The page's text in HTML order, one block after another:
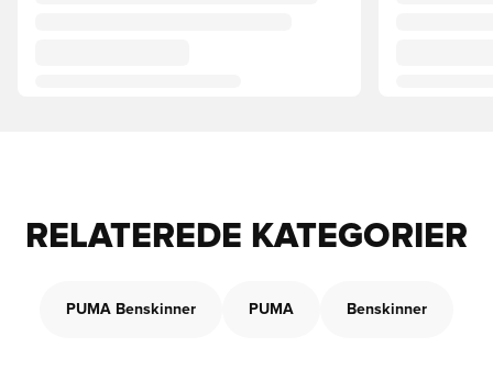
RELATEREDE KATEGORIER
PUMA Benskinner PUMA Benskinner